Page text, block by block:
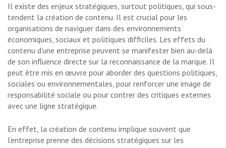
Il existe des enjeux stratégiques, surtout politiques, qui sous-
tendent la création de contenu. Il est crucial pour les
organisations de naviguer dans des environnements
économiques, sociaux et politiques difficiles. Les effets du
contenu d’une entreprise peuvent se manifester bien au-delà
de son influence directe sur la reconnaissance de la marque. Il
peut être mis en œuvre pour aborder des questions politiques,
sociales ou environnementales, pour renforcer une image de
responsabilité sociale ou pour contrer des critiques externes
avec une ligne stratégique.
En effet, la création de contenu implique souvent que
l’entreprise prenne des décisions stratégiques sur les